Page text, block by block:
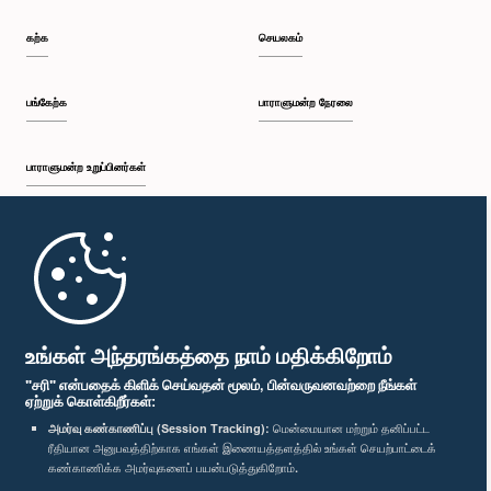
உங்கள் அந்தரங்கத்தை நாம் மதிக்கிறோம்
"சரி" என்பதைக் கிளிக் செய்வதன் மூலம், பின்வருவனவற்றை நீங்கள்
ஏற்றுக் கொள்கிறீர்கள்:
அமர்வு கண்காணிப்பு (Session Tracking): மென்மையான மற்றும் தனிப்பட்ட
ரீதியான அனுபவத்திற்காக எங்கள் இணையத்தளத்தில் உங்கள் செயற்பாட்டைக்
கண்காணிக்க அமர்வுகளைப் பயன்படுத்துகிறோம்.
கற்க
பங்கேற்க
பாராளுமன்ற உறுப்பினர்கள்
முதற்பக்கம்
செயலகம்
பாராளுமன்ற நேரலை
பாராளுமன்ற கையடக்க செயலி
எம்மை பின்தொடர்க :